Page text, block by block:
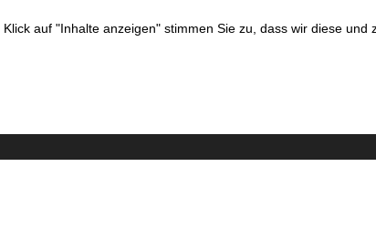
auf "Inhalte anzeigen" stimmen Sie zu, dass wir diese und